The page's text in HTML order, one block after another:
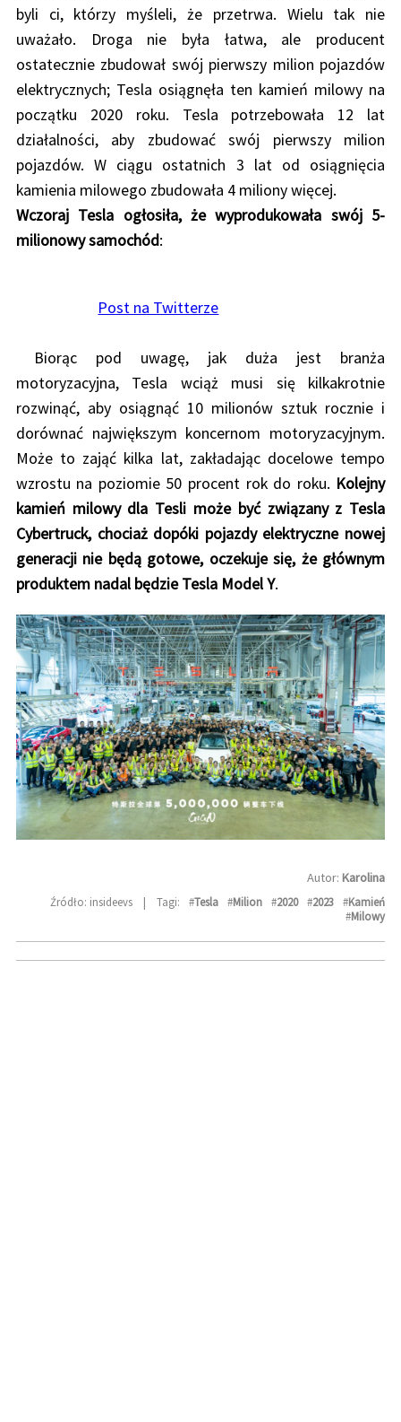
byli ci, którzy myśleli, że przetrwa. Wielu tak nie
uważało. Droga nie była łatwa, ale producent
ostatecznie zbudował swój pierwszy milion pojazdów
elektrycznych; Tesla osiągnęła ten kamień milowy na
początku 2020 roku. Tesla potrzebowała 12 lat
działalności, aby zbudować swój pierwszy milion
pojazdów. W ciągu ostatnich 3 lat od osiągnięcia
kamienia milowego zbudowała 4 miliony więcej.
Wczoraj Tesla ogłosiła, że wyprodukowała swój 5-
milionowy samochód:
Post na Twitterze
Biorąc pod uwagę, jak duża jest branża
motoryzacyjna, Tesla wciąż musi się kilkakrotnie
rozwinąć, aby osiągnąć 10 milionów sztuk rocznie i
dorównać największym koncernom motoryzacyjnym.
Może to zająć kilka lat, zakładając docelowe tempo
wzrostu na poziomie 50 procent rok do roku. Kolejny
kamień milowy dla Tesli może być związany z Tesla
Cybertruck, chociaż dopóki pojazdy elektryczne nowej
generacji nie będą gotowe, oczekuje się, że głównym
produktem nadal będzie Tesla Model Y.
Autor:Karolina
Źródło: insideevs | Tagi: #Tesla #Milion #2020 #2023 #Kamień
#Milowy